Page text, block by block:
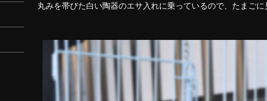
丸みを帯びた白い陶器のエサ入れに乗っているので、たまご